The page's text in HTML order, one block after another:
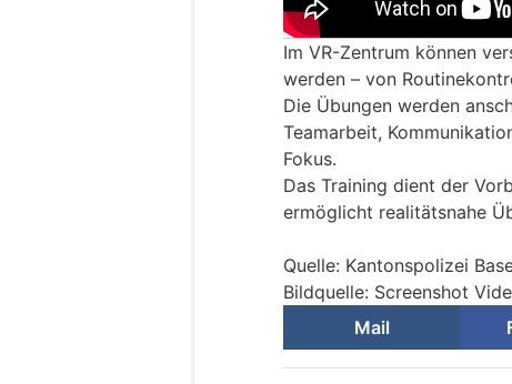
Im VR-Zentrum können
werden – von
Die Übungen werden
Teamarbeit,
Fokus.
Das Training dient der
ermöglicht realitätsnahe
Quelle: Kantonspolizei
Bildquelle: Screenshot
Mail